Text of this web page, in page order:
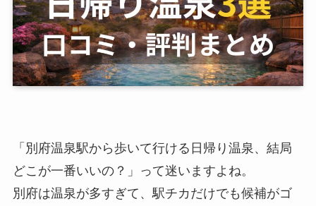
「別府温泉駅から歩いて行ける日帰り温泉、結局
どこが一番いいの？」って迷いますよね。
別府は温泉が多すぎて、駅チカだけでも候補がゴ